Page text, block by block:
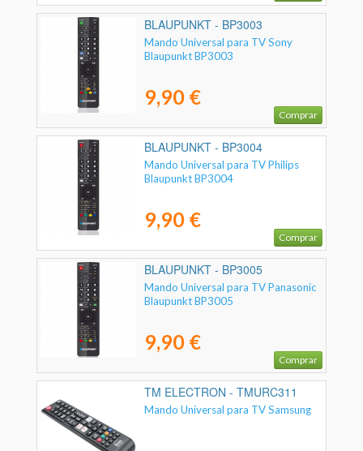
BLAUPUNKT - BP3003
Mando Universal para TV Sony
Blaupunkt BP3003
9,90 €
Comprar
BLAUPUNKT - BP3004
Mando Universal para TV Philips
Blaupunkt BP3004
9,90 €
Comprar
BLAUPUNKT - BP3005
Mando Universal para TV Panasonic
Blaupunkt BP3005
9,90 €
Comprar
TM ELECTRON - TMURC311
Mando Universal para TV Samsung